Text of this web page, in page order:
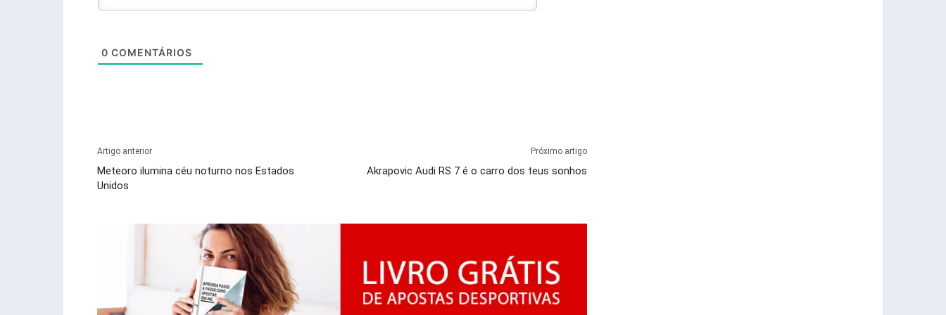
0 COMENTÁRIOS
Artigo anterior
Meteoro ilumina céu noturno nos Estados
Unidos
Próximo artigo
Akrapovic Audi RS 7 é o carro dos teus sonhos